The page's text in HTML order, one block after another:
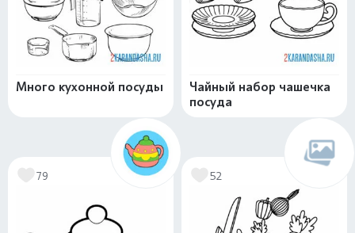
Много кухонной посуды
Чайный набор чашечка
посуда
79 52